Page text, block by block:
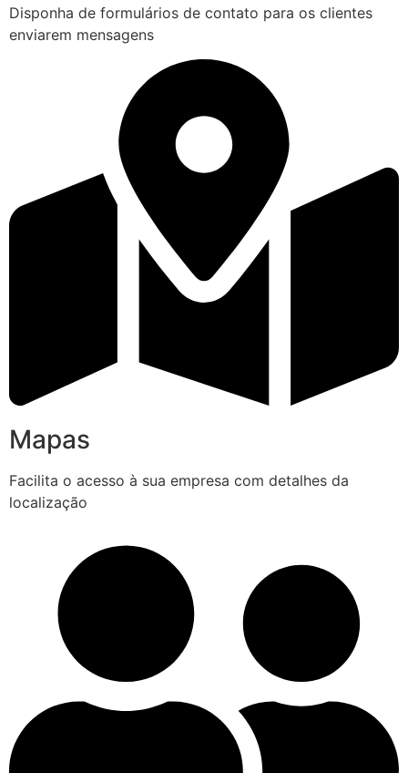
Disponha de formulários de contato para os clientes
enviarem mensagens
Mapas
Facilita o acesso à sua empresa com detalhes da
localização